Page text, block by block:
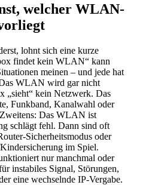
welcher WLAN-
lohnt sich eine kurze
findet kein WLAN“ kann
meinen – und jede hat
WLAN wird gar nicht
„sieht“ kein Netzwerk. Das
Funkband, Kanalwahl oder
Das WLAN ist
schlägt fehl. Dann sind oft
Sicherheitsmodus oder
im Spiel.
nur manchmal oder
instabiles Signal, Störungen,
eine wechselnde IP-Vergabe.